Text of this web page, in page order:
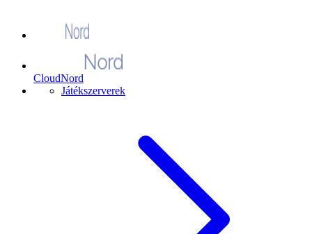
CloudNord
Játékszerverek